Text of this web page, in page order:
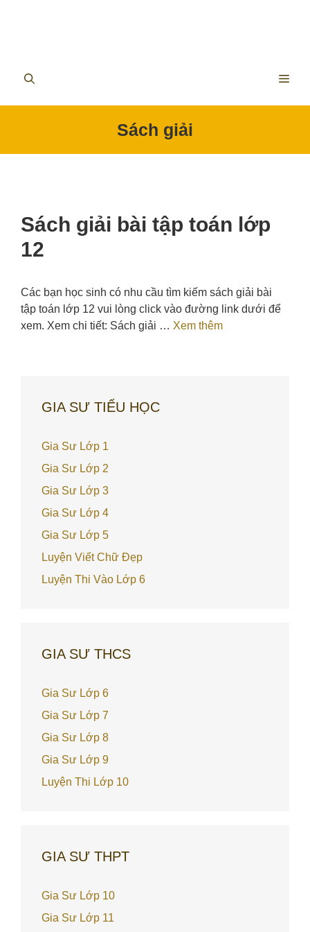
Sách giải
Sách giải bài tập toán lớp
12
Các bạn học sinh có nhu cầu tìm kiếm sách giải bài
tập toán lớp 12 vui lòng click vào đường link dưới để
xem. Xem chi tiết: Sách giải … Xem thêm
GIA SƯ TIỂU HỌC
Gia Sư Lớp 1
Gia Sư Lớp 2
Gia Sư Lớp 3
Gia Sư Lớp 4
Gia Sư Lớp 5
Luyện Viết Chữ Đẹp
Luyện Thi Vào Lớp 6
GIA SƯ THCS
Gia Sư Lớp 6
Gia Sư Lớp 7
Gia Sư Lớp 8
Gia Sư Lớp 9
Luyện Thi Lớp 10
GIA SƯ THPT
Gia Sư Lớp 10
Gia Sư Lớp 11